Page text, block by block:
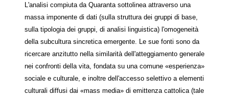
L'analisi compiuta da Quaranta sottolinea attraverso una
massa imponente di dati (sulla struttura dei gruppi di base,
sulla tipologia dei gruppi, di analisi linguistica) l'omogeneità
della subcultura sincretica emergente. Le sue fonti sono da
ricercare anzitutto nella similarità dell'atteggiamento generale
nei confronti della vita, fondata su una comune «esperienza»
sociale e culturale, e inoltre dell'accesso selettivo a elementi
culturali diffusi dai «mass media» di emittenza cattolica (tale